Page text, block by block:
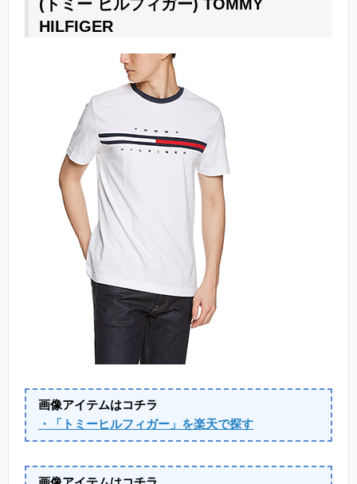
(トミー ヒルフィガー) TOMMY
HILFIGER
画像アイテムはコチラ
・「トミーヒルフィガー」を楽天で探す